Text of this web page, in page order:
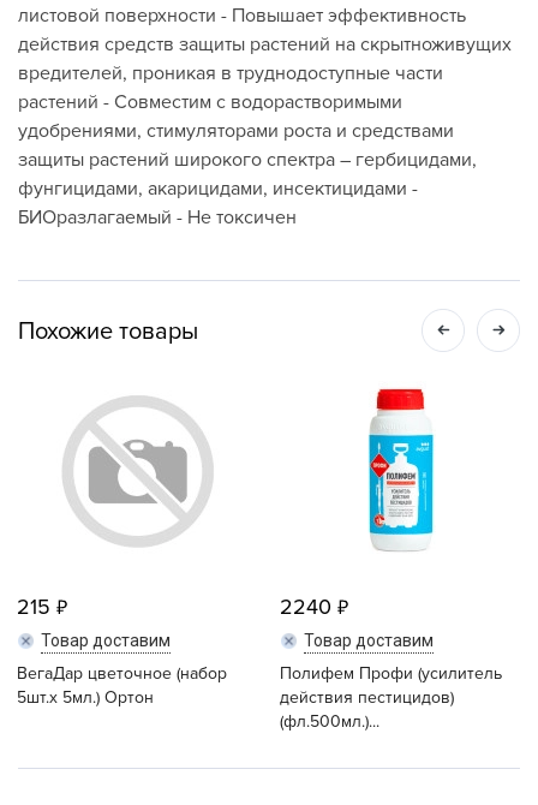
листовой поверхности - Повышает эффективность
действия средств защиты растений на скрытноживущих
вредителей, проникая в труднодоступные части
растений - Совместим с водорастворимыми
удобрениями, стимуляторами роста и средствами
защиты растений широкого спектра – гербицидами,
фунгицидами, акарицидами, инсектицидами -
БИОразлагаемый - Не токсичен
Похожие товары
215
Товар доставим
ВегаДар цветочное (набор
5шт.x 5мл.) Ортон
2240
Товар доставим
Полифем Профи (усилитель
действия пестицидов)
(фл.500мл.)...